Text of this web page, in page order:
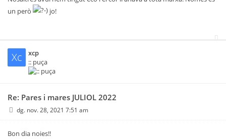
un però
jo!
Xc
xcp
:: puça
Re: Pares i mares JULIOL 2022
dg. nov. 28, 2021 7:51 am
Bon dia noies!!